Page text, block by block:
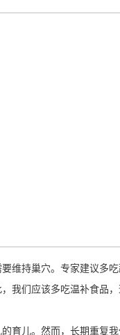
维持巢穴。专家建议多吃
我们应该多吃温补食品
育儿。然而，长期重复我